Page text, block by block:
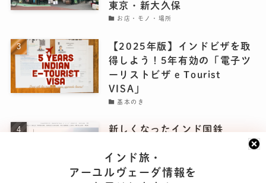
インド旅・
アーユルヴェーダ情報を
東京・新大久保
お店・モノ・場所
【2025年版】インドビザを取
得しよう！5年有効の「電子ツ
ーリストビザ e Tourist
VISA」
基本のき
新しくなったインド国鉄
車を予約してみよう！
基本のき